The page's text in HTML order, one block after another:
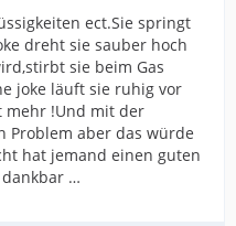
ect.Sie springt
dreht sie sauber hoch
sie beim Gas
joke läuft sie ruhig vor
mehr !Und mit der
Problem aber das würde
hat jemand einen guten
…